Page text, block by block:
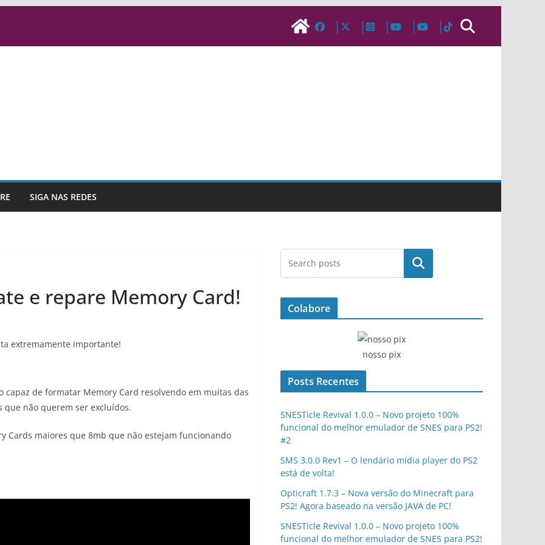
SIGA NAS REDES
e repare Memory Card!
extremamente importante!
de formatar Memory Card resolvendo em muitas das
que não querem ser excluídos.
Cards maiores que 8mb que não estejam funcionando
Pesquisar
Colabore
nosso pix
Posts Recentes
SNESTicle Revival 1.0.0 – Novo projeto 100%
funcional do melhor emulador de SNES para PS2!
#2
SMS 3.0.0 Rev1 – O lendário mídia player do PS2
está de volta!
Opticraft 1.7.3 – Nova versão do Minecraft para
PS2! Agora baseado na versão JAVA de PC!
SNESTicle Revival 1.0.0 – Novo projeto 100%
funcional do melhor emulador de SNES para PS2!